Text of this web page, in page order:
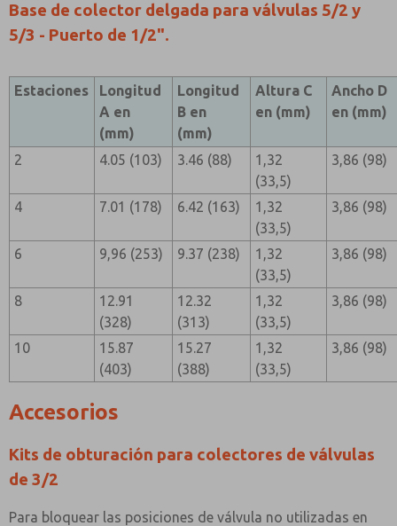
Base de colector delgada para válvulas 5/2 y
5/3 - Puerto de 1/2".
Estaciones
Longitud
A en
(mm)
Longitud
B en
(mm)
Altura C
en (mm)
Ancho D
en (mm)
2 4.05 (103) 3.46 (88)
1,32
(33,5)
3,86 (98)
4 7.01 (178) 6.42 (163)
1,32
(33,5)
3,86 (98)
6 9,96 (253) 9.37 (238)
1,32
(33,5)
3,86 (98)
8
12.91
(328)
12.32
(313)
1,32
(33,5)
3,86 (98)
10
15.87
(403)
15.27
(388)
1,32
(33,5)
3,86 (98)
Accesorios
Kits de obturación para colectores de válvulas
de 3/2
Para bloquear las posiciones de válvula no utilizadas en